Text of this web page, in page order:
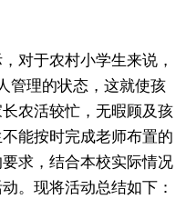
于农村小学生来说，
管理的状态，这就使孩
农活较忙，无暇顾及孩
能按时完成老师布置的
求，结合本校实际情况
。现将活动总结如下：